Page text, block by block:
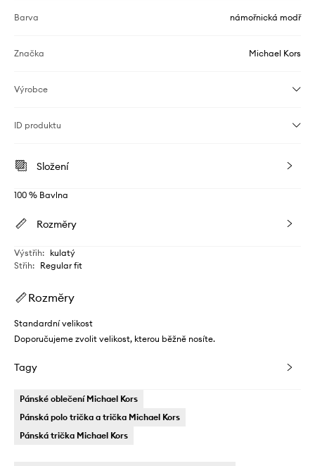
Barva námořnická modř
Značka Michael Kors
Výrobce
ID produktu
Složení
100 % Bavlna
Rozměry
Výstřih: kulatý
Střih: Regular fit
Rozměry
Standardní velikost
Doporučujeme zvolit velikost, kterou běžně nosíte.
Tagy
Pánské oblečení Michael Kors
Pánská polo trička a trička Michael Kors
Pánská trička Michael Kors